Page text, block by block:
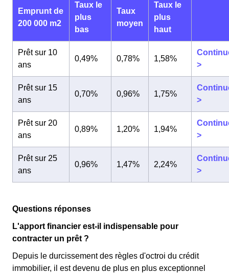
Emprunt de
200 000 m2
Taux le
plus
bas
Taux
moyen
Taux le
plus
haut
Prêt sur 10
ans
0,49% 0,78% 1,58%
>
Prêt sur 15
ans
0,70% 0,96% 1,75%
>
Prêt sur 20
ans
0,89% 1,20% 1,94%
>
Prêt sur 25
ans
0,96% 1,47% 2,24%
>
Questions réponses
L'apport financier est-il indispensable pour
contracter un prêt ?
Depuis le durcissement des règles d'octroi du crédit
immobilier, il est devenu de plus en plus exceptionnel